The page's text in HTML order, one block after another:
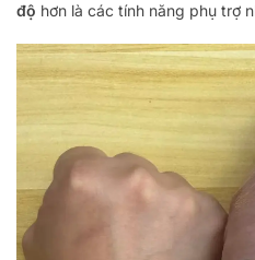
độ hơn là các tính năng phụ trợ